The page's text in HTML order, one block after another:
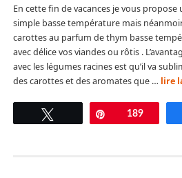
En cette fin de vacances je vous
simple basse température mais
carottes au parfum de thym basse
avec délice vos viandes ou rôtis .
avec les légumes racines est qu’il va
des carottes et des aromates que … lire
Tweetez Épingle
189